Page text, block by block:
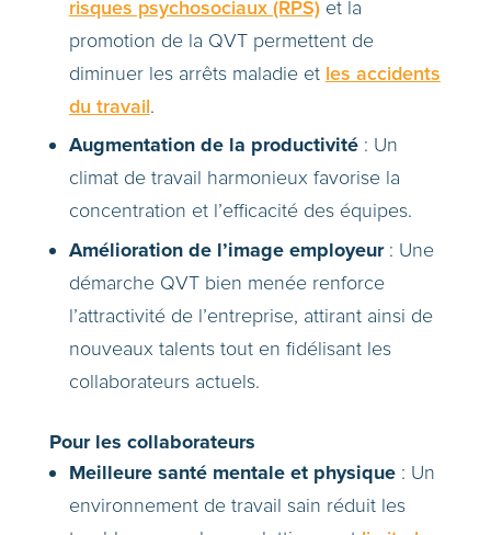
risques psychosociaux (RPS)et la
promotion de la QVT permettent de
diminuer les arrêts maladie et les accidents
du travail.
Augmentation de la productivité: Un
climat de travail harmonieux favorise la
concentration et l’efficacité des équipes.
Amélioration de l’image employeur: Une
démarche QVT bien menée renforce
l’attractivité de l’entreprise, attirant ainsi de
nouveaux talents tout en fidélisant les
collaborateurs actuels.
Pour les collaborateurs
Meilleure santé mentale et physique: Un
environnement de travail sain réduit les